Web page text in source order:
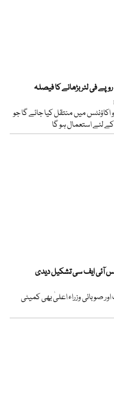
اکاؤنٹس میں منتقل کیا جائے گا جو
لئے استعمال ہو گا
آئی ایف سی تشکیل دیدی
صوبائی وزراء اعلیٰ بھی کمیٹی